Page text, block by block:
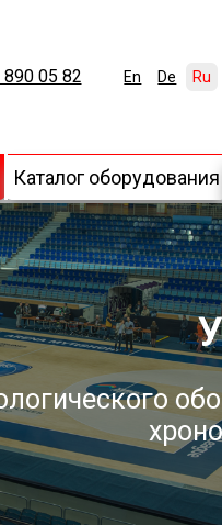
05 82 En De Ru
Каталог оборудования